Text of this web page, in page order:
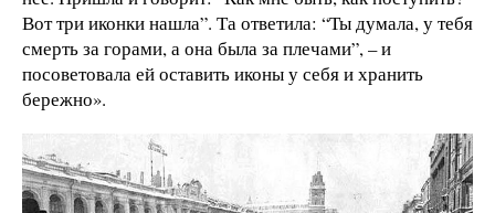
Вот три иконки нашла”. Та ответила: “Ты думала, у тебя
смерть за горами, а она была за плечами”, – и
посоветовала ей оставить иконы у себя и хранить
бережно».